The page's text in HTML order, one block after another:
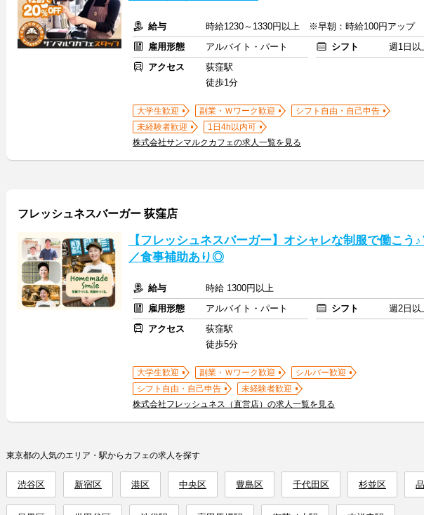
給与
時給1230～1330円以上 ※早朝：時給100円アッ
雇用形態
アルバイト・パート シフト
週1日以
アクセス
荻窪駅
徒歩1分
大学生歓迎 副業・Ｗワーク歓迎
シフト自由・自己申告
未経験者歓迎
1日4h以内可
株式会社サンマルクカフェの求人一覧を見る
フレッシュネスバーガー 荻窪店
【フレッシュネスバーガー】オシャレな制服で働こう
／食事補助あり◎
給与
時給 1300円以上
雇用形態
アルバイト・パート シフト
週2日以
アクセス
荻窪駅
徒歩5分
大学生歓迎 副業・Ｗワーク歓迎
シルバー歓迎
シフト自由・自己申告
未経験者歓迎
株式会社フレッシュネス（直営店）の求人一覧を見る
東京都の人気のエリア・駅からカフェの求人を探す
渋谷区 新宿区 港区 中央区 豊島区 千代田区 杉並区